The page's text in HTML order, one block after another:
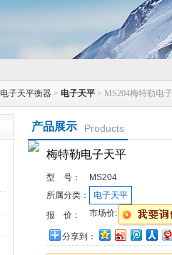
电子天平衡器 > 电子天平 > MS204梅特勒电
产品展示 Products
梅特勒电子天平
型 号：
MS204
所属分类：
电子天平
报 价：
市场价:
分享到：